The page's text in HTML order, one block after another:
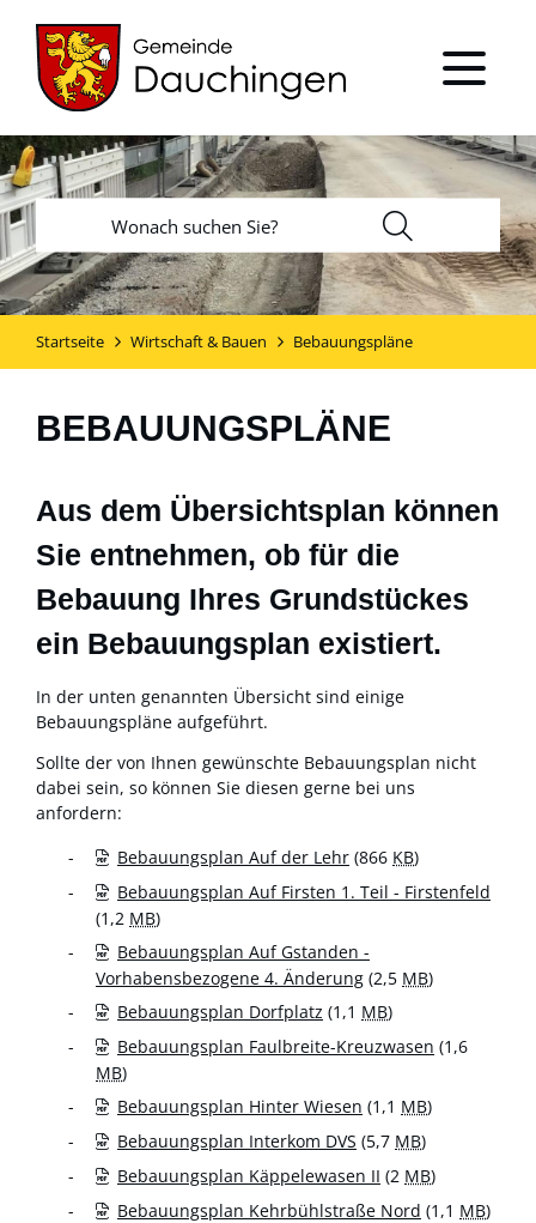
Startseite Wirtschaft & Bauen Bebauungspläne
BEBAUUNGSPLÄNE
Aus dem Übersichtsplan können
Sie entnehmen, ob für die
Bebauung Ihres Grundstückes
ein Bebauungsplan existiert.
In der unten genannten Übersicht sind einige
Bebauungspläne aufgeführt.
Sollte der von Ihnen gewünschte Bebauungsplan nicht
dabei sein, so können Sie diesen gerne bei uns
anfordern:
Bebauungsplan Auf der Lehr (866 KB)
Bebauungsplan Auf Firsten 1. Teil - Firstenfeld
(1,2 MB)
Bebauungsplan Auf Gstanden -
Vorhabensbezogene 4. Änderung (2,5 MB)
Bebauungsplan Dorfplatz (1,1 MB)
Bebauungsplan Faulbreite-Kreuzwasen (1,6
MB)
Bebauungsplan Hinter Wiesen (1,1 MB)
Bebauungsplan Interkom DVS (5,7 MB)
Bebauungsplan Käppelewasen II (2 MB)
Bebauungsplan Kehrbühlstraße Nord (1,1 MB)